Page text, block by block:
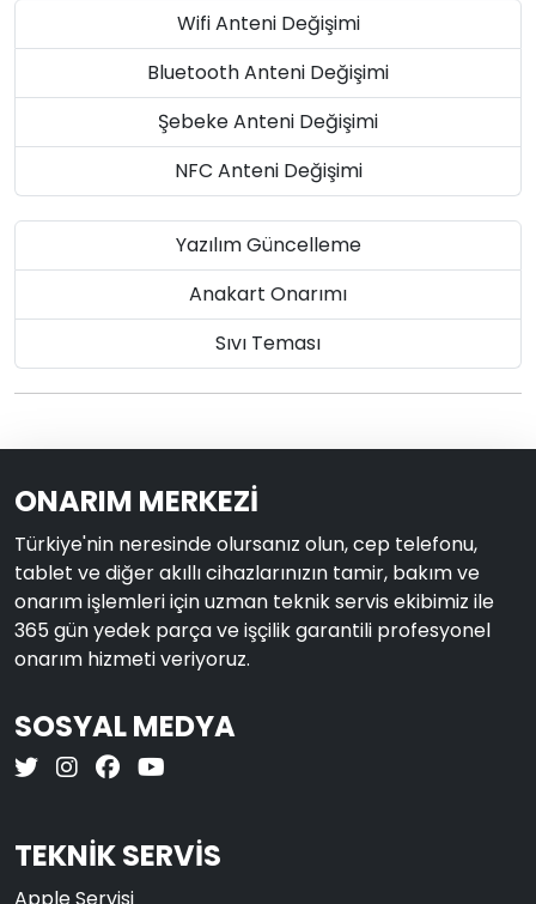
Wifi Anteni Değişimi
Bluetooth Anteni Değişimi
Şebeke Anteni Değişimi
NFC Anteni Değişimi
Yazılım Güncelleme
Anakart Onarımı
Sıvı Teması
ONARIM MERKEZİ
Türkiye'nin neresinde olursanız olun, cep telefonu,
tablet ve diğer akıllı cihazlarınızın tamir, bakım ve
onarım işlemleri için uzman teknik servis ekibimiz ile
365 gün yedek parça ve işçilik garantili profesyonel
onarım hizmeti veriyoruz.
SOSYAL MEDYA
TEKNİK SERVİS